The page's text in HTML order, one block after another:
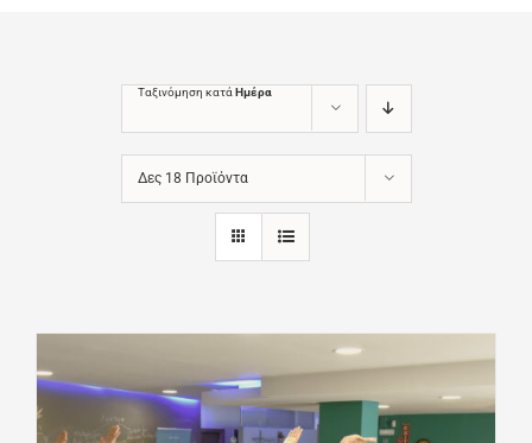
Ταξινόμηση κατά Ημέρα
Δες 18 Προϊόντα